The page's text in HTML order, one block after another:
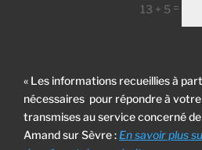
13 + 5 =
« Les informations recueillies à
nécessaires pour répondre à
transmises au service concerné
Amand sur Sèvre : En savoir plus